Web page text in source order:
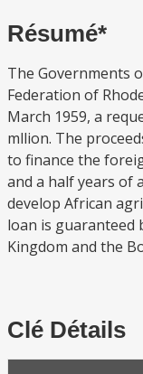
Résumé*
The Governments
Federation of
March 1959, a
mllion. The
to finance the
and a half years of
develop African
loan is guaranteed
Kingdom and the
Clé Détails